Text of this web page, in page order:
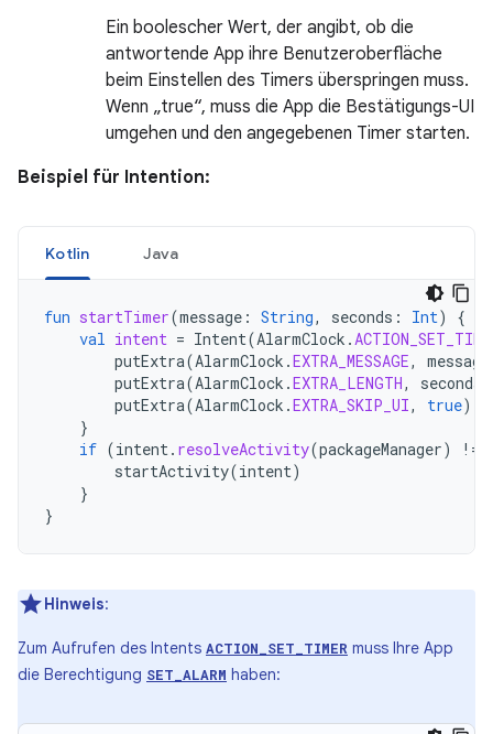
Ein boolescher Wert, der angibt, ob die
antwortende App ihre Benutzeroberfläche
beim Einstellen des Timers überspringen muss.
Wenn „true“, muss die App die Bestätigungs-UI
umgehen und den angegebenen Timer starten.
Beispiel für Intention:
Kotlin Java
fun startTimer(message : String, seconds : Int)
{
val intent = Intent(AlarmClock .
putExtra(AlarmClock .EXTRA_MESSAGE, message
putExtra(AlarmClock .EXTRA_LENGTH, seconds
putExtra(AlarmClock .EXTRA_SKIP_UI, true)
}
if (intent. resolveActivity(packageManager) !=
startActivity(intent)
}
}
Hinweis:
Zum Aufrufen des Intents ACTION_SET_TIMER muss Ihre App
die Berechtigung SET_ALARM haben: